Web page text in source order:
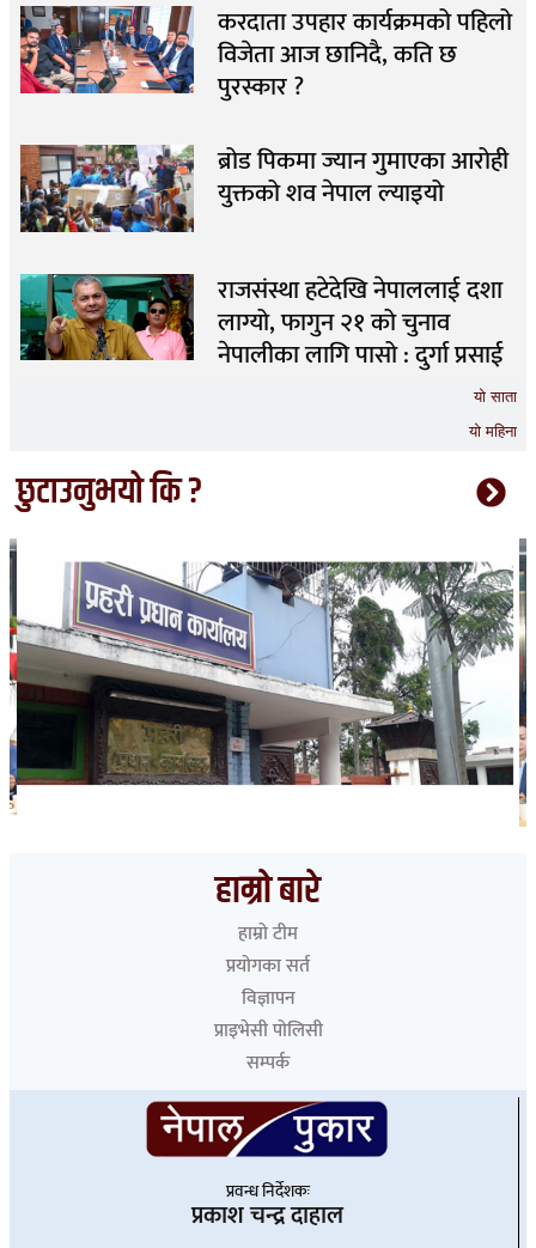
यो साता
यो महिना
करदाता उपहार कार्यक्रमको पहिलो
विजेता आज छानिदै, कति छ
पुरस्कार ?
ब्रोड पिकमा ज्यान गुमाएका आरोही
युक्तको शव नेपाल ल्याइयो
राजसंस्था हटेदेखि नेपाललाई दशा
लाग्यो, फागुन २१ को चुनाव
नेपालीका लागि पासो : दुर्गा प्रसाई
छुटाउनुभयो कि ?
हाम्रो बारे
हाम्रो टीम
प्रयोगका सर्त
विज्ञापन
प्राइभेसी पोलिसी
सम्पर्क
प्रवन्ध निर्देशकः
प्रकाश चन्द्र दाहाल